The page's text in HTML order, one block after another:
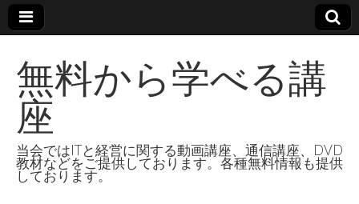
無料から学べる講
座
当会ではITと経営に関する動画講座、通信講座、DVD
教材などをご提供しております。各種無料情報も提供
しております。